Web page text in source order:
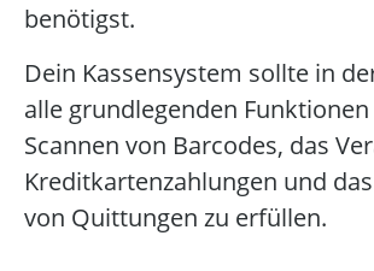
benötigst.
Dein Kassensystem sollte in
alle grundlegenden
Scannen von Barcodes, das
Kreditkartenzahlungen und
von Quittungen zu erfüllen.